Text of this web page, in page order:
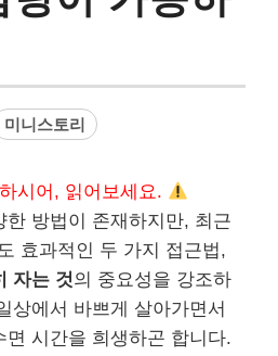
미니스토리
시어, 읽어보세요.
방법이 존재하지만, 최근
효과적인 두 가지 접근법,
자는 것의 중요성을 강조하
상에서 바쁘게 살아가면서
면 시간을 희생하곤 합니다.